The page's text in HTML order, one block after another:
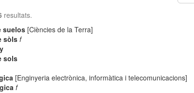
resultats.
suelos [Ciències de la Terra]
sòls f
sols
[Enginyeria electrònica, informàtica i telecomunicacions]
f